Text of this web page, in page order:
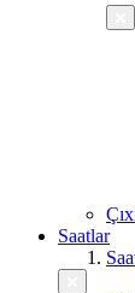
Saatlar